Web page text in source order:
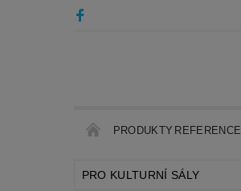
PRODUKTY REFERENCE
PRO KULTURNÍ SÁLY